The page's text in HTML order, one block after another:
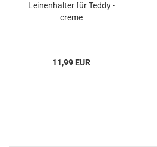
Leinenhalter für Teddy -
creme
11,99 EUR